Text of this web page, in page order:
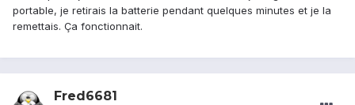
portable, je retirais la batterie pendant quelques minutes et je la
remettais. Ça fonctionnait.
Fred6681